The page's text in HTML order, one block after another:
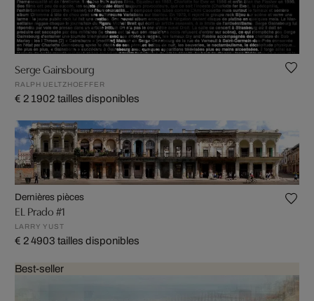
Serge Gainsbourg
RALPH UELTZHOEFFER
€ 2 1902 tailles disponibles
Dernières pièces
EL Prado #1
LARRY YUST
€ 2 4903 tailles disponibles
Best-seller